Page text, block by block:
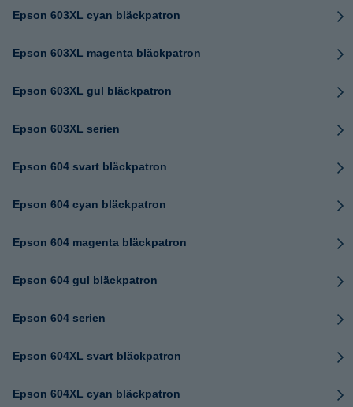
Epson 603XL cyan bläckpatron
Epson 603XL magenta bläckpatron
Epson 603XL gul bläckpatron
Epson 603XL serien
Epson 604 svart bläckpatron
Epson 604 cyan bläckpatron
Epson 604 magenta bläckpatron
Epson 604 gul bläckpatron
Epson 604 serien
Epson 604XL svart bläckpatron
Epson 604XL cyan bläckpatron